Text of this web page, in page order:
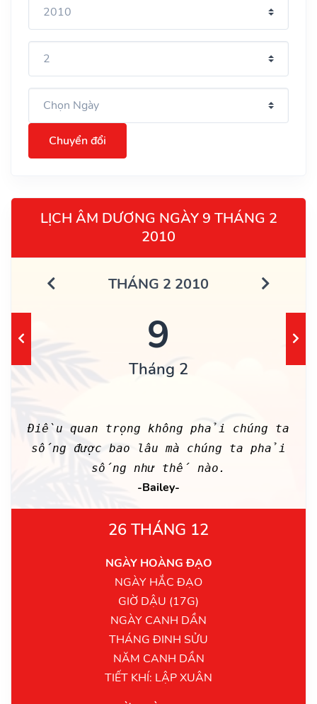
Chuyển đổi
LỊCH ÂM DƯƠNG NGÀY 9 THÁNG 2
2010
THÁNG 2 2010
9
Tháng 2
Điều quan trọng không phải chúng ta
sống được bao lâu mà chúng ta phải
sống như thế nào.
-Bailey-
26 THÁNG 12
NGÀY HOÀNG ĐẠO
NGÀY HẮC ĐẠO
GIỜ DẬU (17G)
NGÀY CANH DẦN
THÁNG ĐINH SỬU
NĂM CANH DẦN
TIẾT KHÍ: LẬP XUÂN